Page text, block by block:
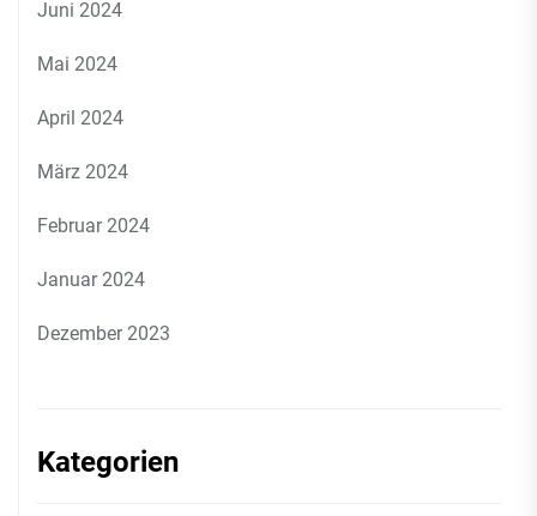
Juni 2024
Mai 2024
April 2024
März 2024
Februar 2024
Januar 2024
Dezember 2023
Kategorien